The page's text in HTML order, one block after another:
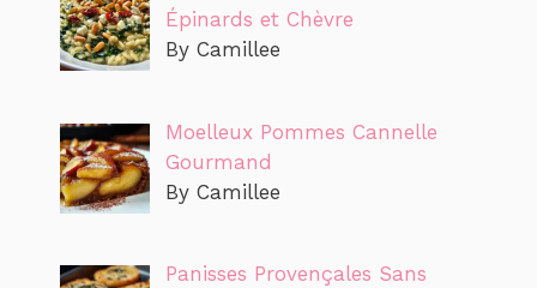
Épinards et Chèvre
By Camillee
Moelleux Pommes Cannelle
Gourmand
By Camillee
Panisses Provençales Sans